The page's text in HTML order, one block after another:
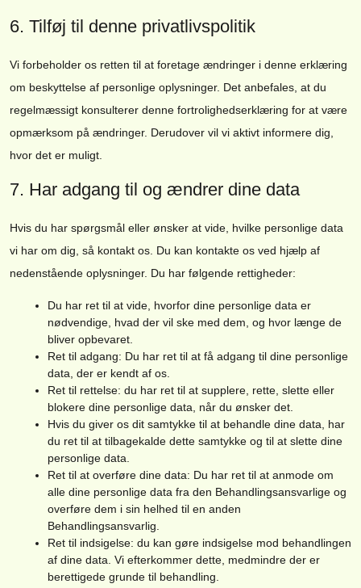
6. Tilføj til denne privatlivspolitik
Vi forbeholder os retten til at foretage ændringer i denne erklæring
om beskyttelse af personlige oplysninger. Det anbefales, at du
regelmæssigt konsulterer denne fortrolighedserklæring for at være
opmærksom på ændringer. Derudover vil vi aktivt informere dig,
hvor det er muligt.
7. Har adgang til og ændrer dine data
Hvis du har spørgsmål eller ønsker at vide, hvilke personlige data
vi har om dig, så kontakt os. Du kan kontakte os ved hjælp af
nedenstående oplysninger. Du har følgende rettigheder:
Du har ret til at vide, hvorfor dine personlige data er
nødvendige, hvad der vil ske med dem, og hvor længe de
bliver opbevaret.
Ret til adgang: Du har ret til at få adgang til dine personlige
data, der er kendt af os.
Ret til rettelse: du har ret til at supplere, rette, slette eller
blokere dine personlige data, når du ønsker det.
Hvis du giver os dit samtykke til at behandle dine data, har
du ret til at tilbagekalde dette samtykke og til at slette dine
personlige data.
Ret til at overføre dine data: Du har ret til at anmode om
alle dine personlige data fra den Behandlingsansvarlige og
overføre dem i sin helhed til en anden
Behandlingsansvarlig.
Ret til indsigelse: du kan gøre indsigelse mod behandlingen
af ​​dine data. Vi efterkommer dette, medmindre der er
berettigede grunde til behandling.